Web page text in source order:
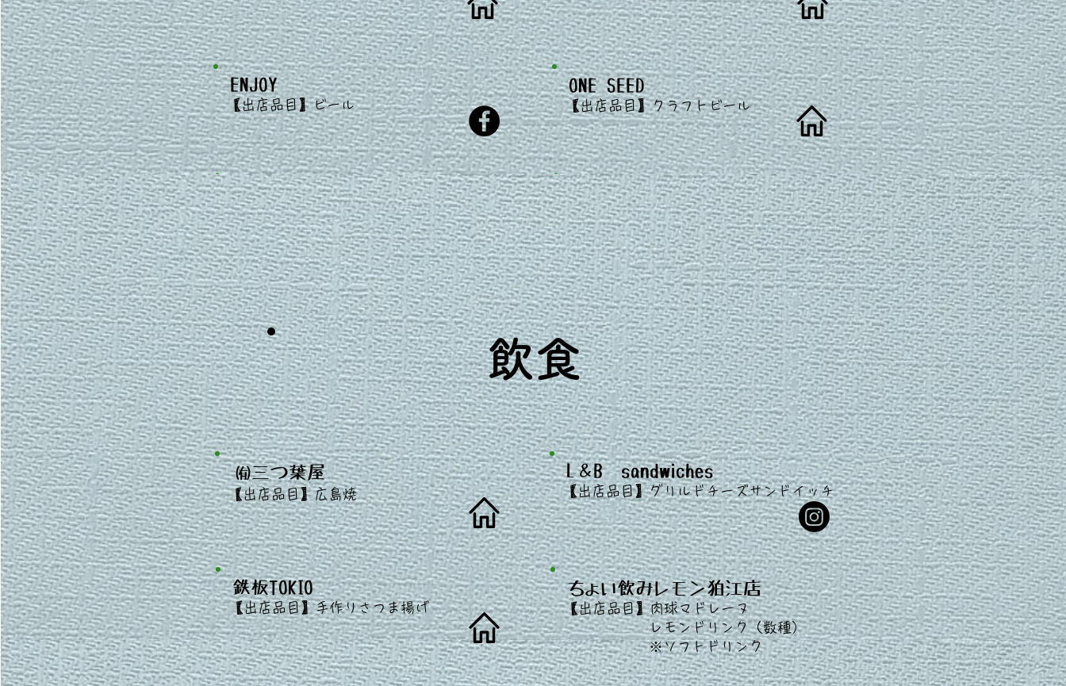
ENJOY
​【出店品目】ビール
spicarbo
​【出店品目】ビール
​ ボトルビール
ONE SEED
​【出店品目】クラフトビール
籠屋ブルワリー
​【出店品目】クラフトビール
​ 飲食
㈲三つ葉屋
​【出店品目】広島焼
L＆B sandwiches
​【出店品目】グリルドチーズサンドイッチ
鉄板TOKIO
​【出店品目】手作りさつま揚げ
ちょい飲みレモン狛江店
​【出店品目】肉球マドレーヌ
レモンドリンク（数種）
​ ※ソフトドリンク